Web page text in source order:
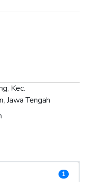
Kec.
Jawa Tengah
1